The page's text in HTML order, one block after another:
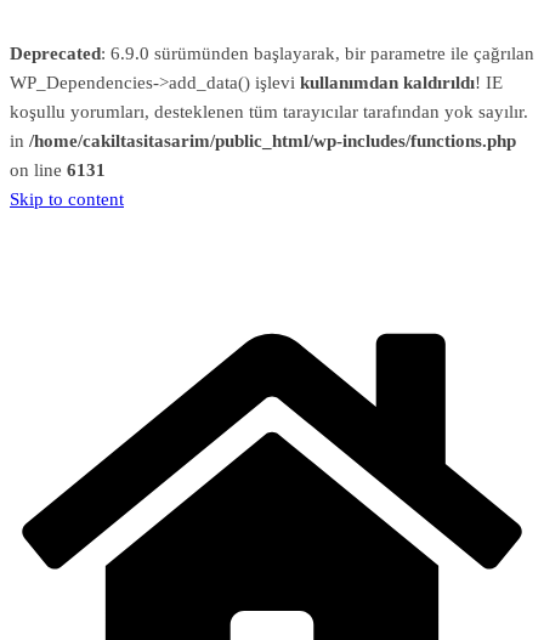
Deprecated: 6.9.0 sürümünden başlayarak, bir parametre ile çağrılan
WP_Dependencies->add_data() işlevi kullanımdan kaldırıldı! IE
koşullu yorumları, desteklenen tüm tarayıcılar tarafından yok sayılır.
in /home/cakiltasitasarim/public_html/wp-includes/functions.php
on line 6131
Skip to content